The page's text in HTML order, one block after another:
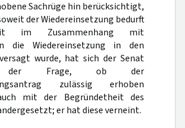
Sachrüge hin berücksichtigt,
der Wiedereinsetzung bedurft
im Zusammenhang mit
die Wiedereinsetzung in den
wurde, hat sich der Senat
der Frage, ob der
zulässig erhoben
mit der Begründetheit des
er hat diese verneint.